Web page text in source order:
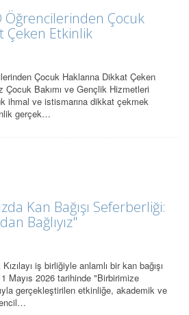
Öğrencilerinden Çocuk
Çeken Etkinlik
Çocuk Haklarına Dikkat Çeken
Bakımı ve Gençlik Hizmetleri
ihmal ve istismarına dikkat çekmek
gerçek…
Kan Bağışı Seferberliği:
Bağlıyız"
iş birliğiyle anlamlı bir kan bağışı
Mayıs 2026 tarihinde "Birbirimize
gerçekleştirilen etkinliğe, akademik ve